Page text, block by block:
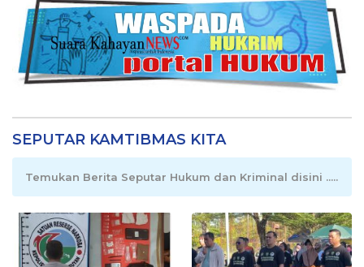
SEPUTAR KAMTIBMAS KITA
Temukan Berita Seputar Hukum dan Kriminal disini .....